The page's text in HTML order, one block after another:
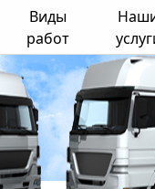
Виды
работ